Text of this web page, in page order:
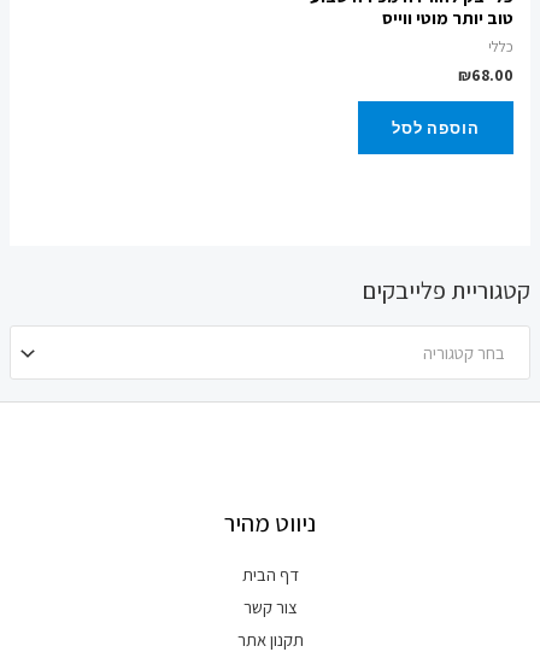
קטגוריית פלייבקים
בחר קטגוריה
טוב יותר מוטי ווייס
כללי
₪68.00
הוספה לסל
ניווט מהיר
דף הבית
צור קשר
תקנון אתר